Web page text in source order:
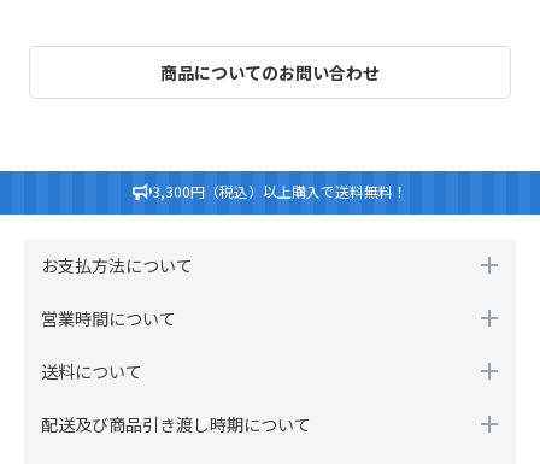
商品についてのお問い合わせ
3,300円（税込）以上購入で送料無料！
お支払方法について
営業時間について
送料について
配送及び商品引き渡し時期について